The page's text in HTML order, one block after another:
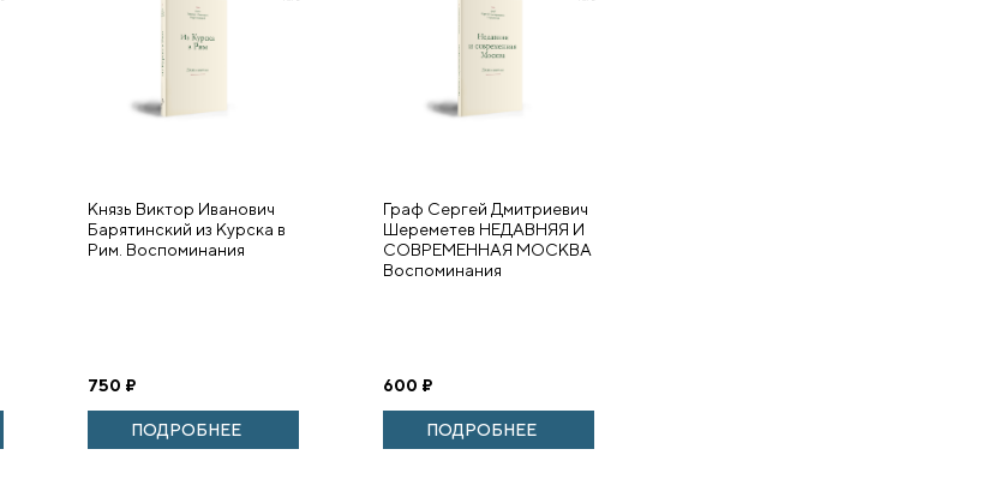
Князь Виктор Иванович
Барятинский из Курска в
Рим. Воспоминания
750 ₽
ПОДРОБНЕЕ
Граф Сергей Дмитриевич
Шереметев НЕДАВНЯЯ И
СОВРЕМЕННАЯ МОСКВА
Воспоминания
600 ₽
ПОДРОБНЕЕ